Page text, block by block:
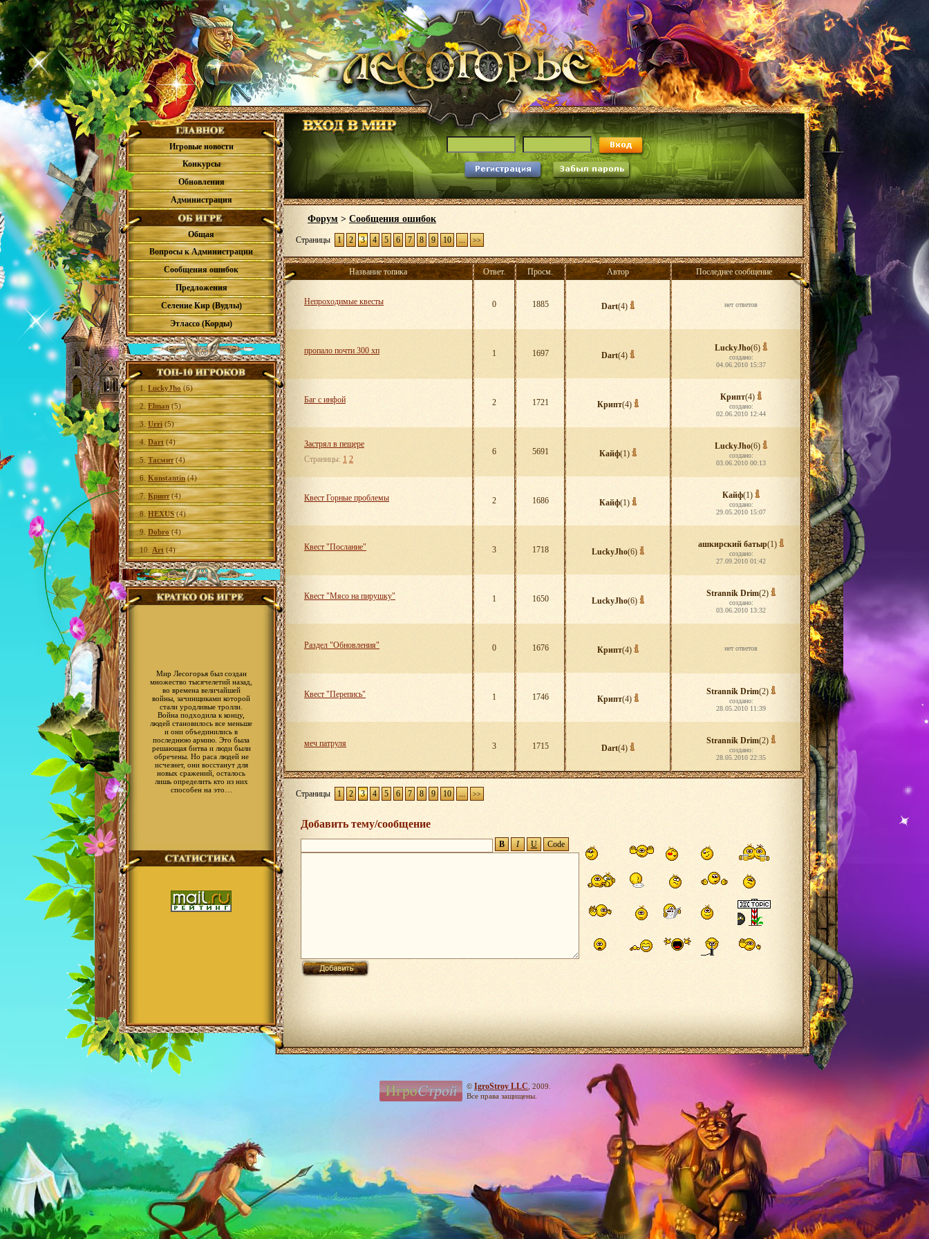
Игровые новости
Конкурсы
Обновления
Администрация
Общая
Вопросы к Администрации
Сообщения ошибок
Предложения
Селение Кир (Вудлы)
Этлассо (Корды)
1. LuckyJho (6)
2. Elman(5)
3. Urri (5)
4. Dart (4)
5. Тасмит(4)
6. Konstantin(4)
7. Крипт(4)
8. HEXUS(4)
9. Dobro(4)
10. Art (4)
Мир Лесогорья был создан
множество тысячелетий назад,
во времена величайшей
войны, зачинщиками которой
стали уродливые тролли.
Война подходила к концу,
людей становилось все меньше
и они объединились в
последнюю армию. Это была
решающая битва и люди были
обречены. Но раса людей не
исчезнет, они восстанут для
новых сражений, осталось
лишь определить кто из них
способен на это…
Форум > Сообщения ошибок
Страницы 1 2 3 4 5 6 7 8 9 10 ... >>
Название топика Ответ. Просм. Автор Последнее сообщение
Непроходимые квесты 0 1885 Dart(4) нет ответов
пропало почти 300 хп 1 1697 Dart(4)
LuckyJho(6)
создано:
04.06.2010 15:37
Баг с инфой 2 1721 Крипт(4)
Крипт(4)
создано:
02.06.2010 12:44
Застрял в пещере
Страницы: 1 2
6 5691 Кайф(1)
LuckyJho(6)
создано:
03.06.2010 00:13
Квест Горные проблемы 2 1686 Кайф(1)
Кайф(1)
создано:
29.05.2010 15:07
Квест "Послание" 3 1718 LuckyJho(6)
ашкирский батыр(1)
создано:
27.09.2010 01:42
Квест "Мясо на пирушку" 1 1650 LuckyJho(6)
Strannik Drim(2)
создано:
03.06.2010 13:32
Раздел "Обновления" 0 1676 Крипт(4) нет ответов
Квест "Перепись" 1 1746 Крипт(4)
Strannik Drim(2)
создано:
28.05.2010 11:39
меч патруля 3 1715 Dart(4)
Strannik Drim(2)
создано:
28.05.2010 22:35
Страницы 1 2 3 4 5 6 7 8 9 10 ... >>
Добавить тему/сообщение
© IgroStroy LLC , 2009.
Все права защищены.